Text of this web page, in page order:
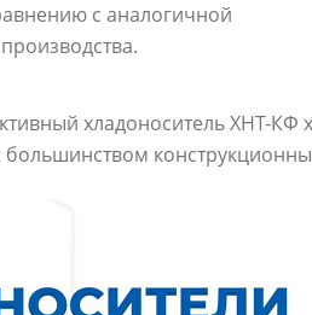
с аналогичной
хладоноситель ХНТ-КФ
большинством